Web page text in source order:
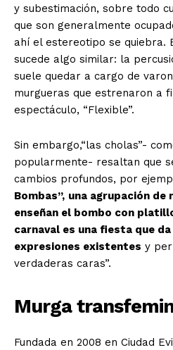
y subestimación, sobre todo
que son generalmente
ahí el estereotipo se quiebra.
sucede algo similar: la
suele quedar a cargo de
murgueras que estrenaron a
espectáculo, “Flexible”.
Sin embargo,“las cholas”-
popularmente- resaltan que
cambios profundos, por
Bombas”, una agrupación de
enseñan el bombo con
carnaval es una fiesta que
expresiones existentes y
verdaderas caras”.
Murga
Fundada en 2008 en Ciudad